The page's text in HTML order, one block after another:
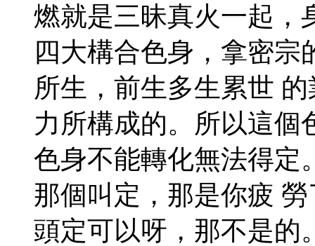
燃就是三昧真火一起，
四大構合色身，拿密
所生，前生多生累世
力所構成的。所以這個
色身不能轉化無法得定
那個叫定，那是你疲
頭定可以呀，那不是的